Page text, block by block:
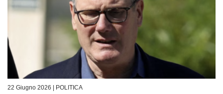
22 Giugno 2026 | POLITICA